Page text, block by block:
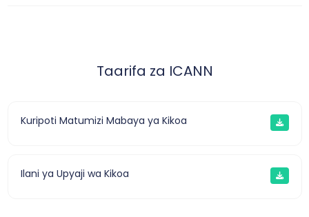
Taarifa za ICANN
Kuripoti Matumizi Mabaya ya Kikoa
Ilani ya Upyaji wa Kikoa